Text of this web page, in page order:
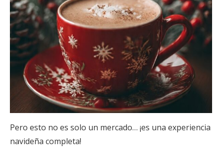
Pero esto no es solo un mercado… ¡es una experiencia
navideña completa!